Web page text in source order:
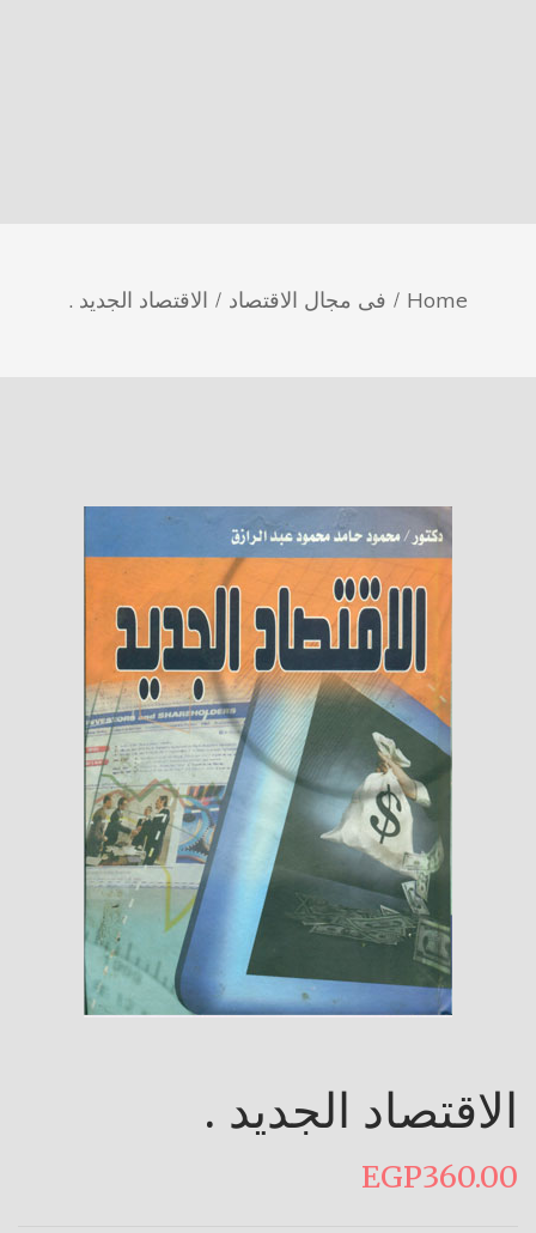
Home فى مجال الاقتصاد الاقتصاد الجديد .
الاقتصاد الجديد .
EGP360.00